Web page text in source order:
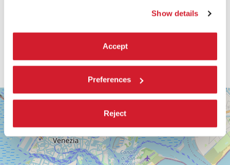
Show details
Accept
Preferences
Reject
SALA
VOLPI
LUNGOMARE
MARCONI
30126
LIDO
DI
+